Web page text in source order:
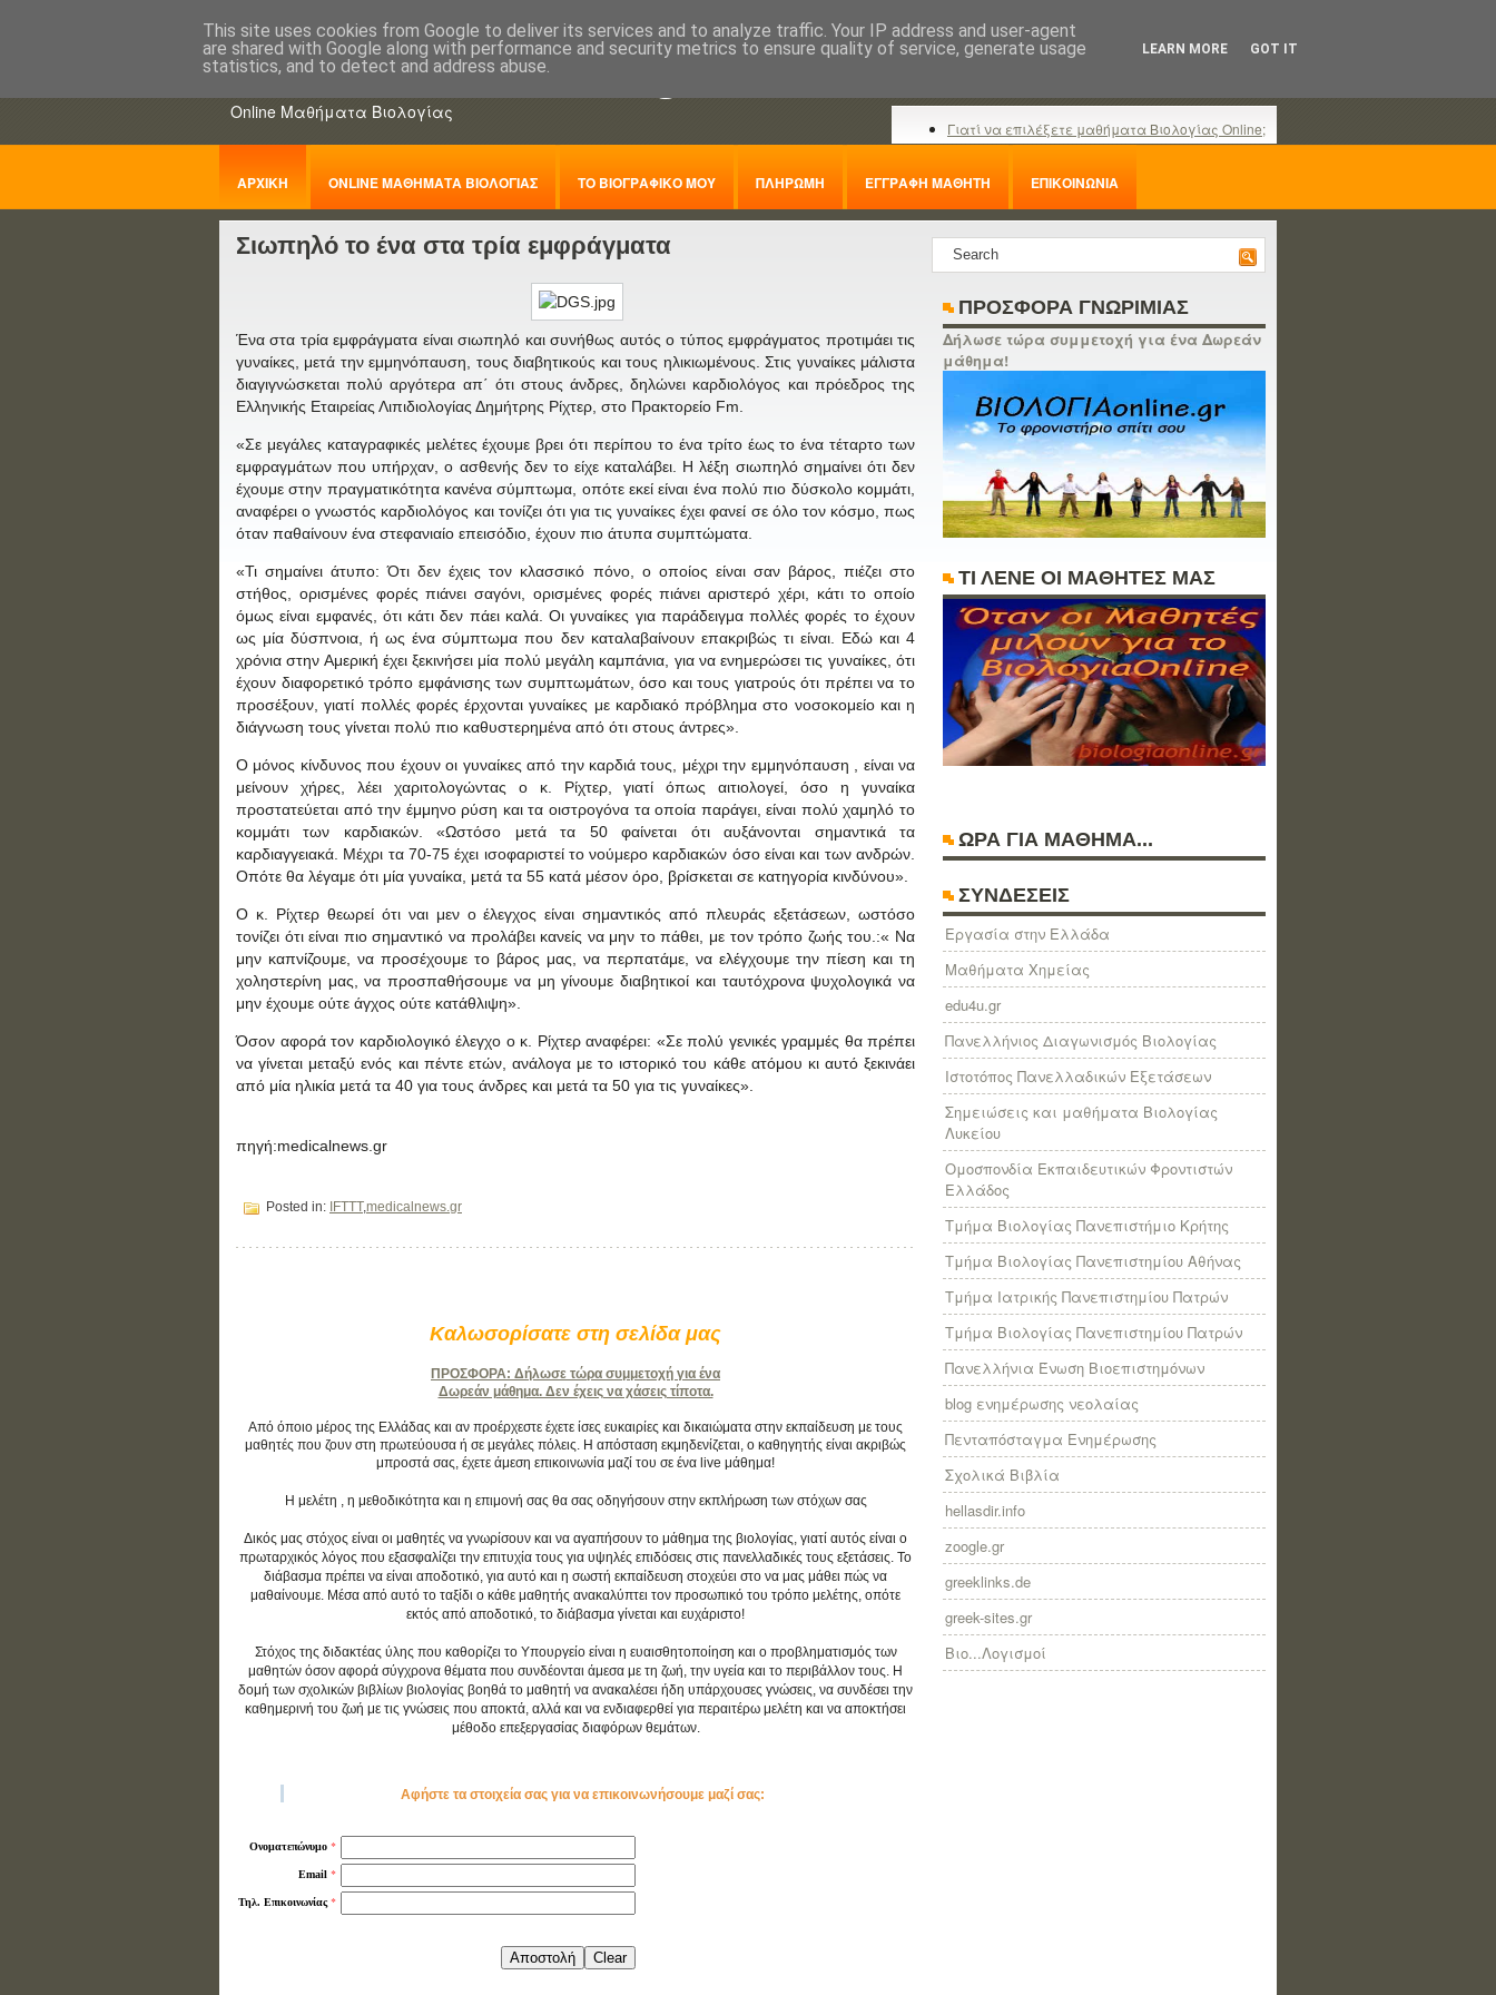
ΒΙΟΛΟΓΙΑonline.gr
Online Μαθήματα Βιολογίας
Γιατί να επιλέξετε μαθήματα Βιολογίας Online;
ΑΡΧΙΚΗ ONLINE ΜΑΘΗΜΑΤΑ ΒΙΟΛΟΓΙΑΣ ΤΟ ΒΙΟΓΡΑΦΙΚΟ ΜΟΥ ΠΛΗΡΩΜΗ ΕΓΓΡΑΦΗ ΜΑΘΗΤΗ ΕΠΙΚΟΙΝΩΝΙΑ
ΠΑΝΕΛΛΑΔΙΚΕΣ
Σιωπηλό το ένα στα τρία εμφράγματα
Ένα στα τρία εμφράγματα είναι σιωπηλό και συνήθως αυτός ο τύπος εμφράγματος προτιμάει τις
γυναίκες, μετά την εμμηνόπαυση, τους διαβητικούς και τους ηλικιωμένους. Στις γυναίκες μάλιστα
διαγιγνώσκεται πολύ αργότερα απ΄ ότι στους άνδρες, δηλώνει καρδιολόγος και πρόεδρος της
Ελληνικής Εταιρείας Λιπιδιολογίας Δημήτρης Ρίχτερ, στο Πρακτορείο Fm.
«Σε μεγάλες καταγραφικές μελέτες έχουμε βρει ότι περίπου το ένα τρίτο έως το ένα τέταρτο των
εμφραγμάτων που υπήρχαν, ο ασθενής δεν το είχε καταλάβει. Η λέξη σιωπηλό σημαίνει ότι δεν
έχουμε στην πραγματικότητα κανένα σύμπτωμα, οπότε εκεί είναι ένα πολύ πιο δύσκολο κομμάτι,
αναφέρει ο γνωστός καρδιολόγος και τονίζει ότι για τις γυναίκες έχει φανεί σε όλο τον κόσμο, πως
όταν παθαίνουν ένα στεφανιαίο επεισόδιο, έχουν πιο άτυπα συμπτώματα.
«Τι σημαίνει άτυπο: Ότι δεν έχεις τον κλασσικό πόνο, ο οποίος είναι σαν βάρος, πιέζει στο
στήθος, ορισμένες φορές πιάνει σαγόνι, ορισμένες φορές πιάνει αριστερό χέρι, κάτι το οποίο
όμως είναι εμφανές, ότι κάτι δεν πάει καλά. Οι γυναίκες για παράδειγμα πολλές φορές το έχουν
ως μία δύσπνοια, ή ως ένα σύμπτωμα που δεν καταλαβαίνουν επακριβώς τι είναι. Εδώ και 4
χρόνια στην Αμερική έχει ξεκινήσει μία πολύ μεγάλη καμπάνια, για να ενημερώσει τις γυναίκες, ότι
έχουν διαφορετικό τρόπο εμφάνισης των συμπτωμάτων, όσο και τους γιατρούς ότι πρέπει να το
προσέξουν, γιατί πολλές φορές έρχονται γυναίκες με καρδιακό πρόβλημα στο νοσοκομείο και η
διάγνωση τους γίνεται πολύ πιο καθυστερημένα από ότι στους άντρες».
Ο μόνος κίνδυνος που έχουν οι γυναίκες από την καρδιά τους, μέχρι την εμμηνόπαυση , είναι να
μείνουν χήρες, λέει χαριτολογώντας ο κ. Ρίχτερ, γιατί όπως αιτιολογεί, όσο η γυναίκα
προστατεύεται από την έμμηνο ρύση και τα οιστρογόνα τα οποία παράγει, είναι πολύ χαμηλό το
κομμάτι των καρδιακών. «Ωστόσο μετά τα 50 φαίνεται ότι αυξάνονται σημαντικά τα
καρδιαγγειακά. Μέχρι τα 70-75 έχει ισοφαριστεί το νούμερο καρδιακών όσο είναι και των ανδρών.
Οπότε θα λέγαμε ότι μία γυναίκα, μετά τα 55 κατά μέσον όρο, βρίσκεται σε κατηγορία κινδύνου».
Ο κ. Ρίχτερ θεωρεί ότι ναι μεν ο έλεγχος είναι σημαντικός από πλευράς εξετάσεων, ωστόσο
τονίζει ότι είναι πιο σημαντικό να προλάβει κανείς να μην το πάθει, με τον τρόπο ζωής του.:« Να
μην καπνίζουμε, να προσέχουμε το βάρος μας, να περπατάμε, να ελέγχουμε την πίεση και τη
χοληστερίνη μας, να προσπαθήσουμε να μη γίνουμε διαβητικοί και ταυτόχρονα ψυχολογικά να
μην έχουμε ούτε άγχος ούτε κατάθλιψη».
Όσον αφορά τον καρδιολογικό έλεγχο ο κ. Ρίχτερ αναφέρει: «Σε πολύ γενικές γραμμές θα πρέπει
να γίνεται μεταξύ ενός και πέντε ετών, ανάλογα με το ιστορικό του κάθε ατόμου κι αυτό ξεκινάει
από μία ηλικία μετά τα 40 για τους άνδρες και μετά τα 50 για τις γυναίκες».
πηγή:medicalnews.gr
Posted in: IFTTT,medicalnews.gr
Καλωσορίσατε στη σελίδα μας
ΠΡΟΣΦΟΡΑ: Δήλωσε τώρα συμμετοχή για ένα
Δωρεάν μάθημα. Δεν έχεις να χάσεις τίποτα.
Από όποιο μέρος της Ελλάδας και αν προέρχεστε έχετε ίσες ευκαιρίες και δικαιώματα στην εκπαίδευση με τους
μαθητές που ζουν στη πρωτεύουσα ή σε μεγάλες πόλεις. Η απόσταση εκμηδενίζεται, ο καθηγητής είναι ακριβώς
μπροστά σας, έχετε άμεση επικοινωνία μαζί του σε ένα live μάθημα!
Η μελέτη , η μεθοδικότητα και η επιμονή σας θα σας οδηγήσουν στην εκπλήρωση των στόχων σας
Δικός μας στόχος είναι οι μαθητές να γνωρίσουν και να αγαπήσουν το μάθημα της βιολογίας, γιατί αυτός είναι ο
πρωταρχικός λόγος που εξασφαλίζει την επιτυχία τους για υψηλές επιδόσεις στις πανελλαδικές τους εξετάσεις. Το
διάβασμα πρέπει να είναι αποδοτικό, για αυτό και η σωστή εκπαίδευση στοχεύει στο να μας μάθει πώς να
μαθαίνουμε. Μέσα από αυτό το ταξίδι ο κάθε μαθητής ανακαλύπτει τον προσωπικό του τρόπο μελέτης, οπότε
εκτός από αποδοτικό, το διάβασμα γίνεται και ευχάριστο!
Στόχος της διδακτέας ύλης που καθορίζει το Υπουργείο είναι η ευαισθητοποίηση και ο προβληματισμός των
μαθητών όσον αφορά σύγχρονα θέματα που συνδέονται άμεσα με τη ζωή, την υγεία και το περιβάλλον τους. Η
δομή των σχολικών βιβλίων βιολογίας βοηθά το μαθητή να ανακαλέσει ήδη υπάρχουσες γνώσεις, να συνδέσει την
καθημερινή του ζωή με τις γνώσεις που αποκτά, αλλά και να ενδιαφερθεί για περαιτέρω μελέτη και να αποκτήσει
μέθοδο επεξεργασίας διαφόρων θεμάτων.
Αφήστε τα στοιχεία σας για να επικοινωνήσουμε μαζί σας:
Ονοματεπώνυμο *
Email *
Τηλ. Επικοινωνίας *
ΠΡΟΣΦΟΡΑ ΓΝΩΡΙΜΙΑΣ
Δήλωσε τώρα συμμετοχή για ένα Δωρεάν
μάθημα!
ΤΙ ΛΕΝΕ ΟΙ ΜΑΘΗΤΕΣ ΜΑΣ
ΩΡΑ ΓΙΑ ΜΑΘΗΜΑ...
ΣΥΝΔΕΣΕΙΣ
Eργασία στην Ελλάδα
Μαθήματα Χημείας
edu4u.gr
Πανελλήνιος Διαγωνισμός Βιολογίας
Ιστοτόπος Πανελλαδικών Εξετάσεων
Σημειώσεις και μαθήματα Βιολογίας
Λυκείου
Ομοσπονδία Εκπαιδευτικών Φροντιστών
Ελλάδος
Τμήμα Βιολογίας Πανεπιστήμιο Κρήτης
Τμήμα Βιολογίας Πανεπιστημίου Αθήνας
Τμήμα Ιατρικής Πανεπιστημίου Πατρών
Τμήμα Βιολογίας Πανεπιστημίου Πατρών
Πανελλήνια Ένωση Βιοεπιστημόνων
blog ενημέρωσης νεολαίας
Πενταπόσταγμα Ενημέρωσης
Σχολικά Βιβλία
hellasdir.info
zoogle.gr
greeklinks.de
greek-sites.gr
Βιο...Λογισμοί
This site uses cookies from Google to deliver its services and to analyze traffic. Your IP address and user-agent
are shared with Google along with performance and security metrics to ensure quality of service, generate usage
statistics, and to detect and address abuse.
LEARN MORE GOT IT